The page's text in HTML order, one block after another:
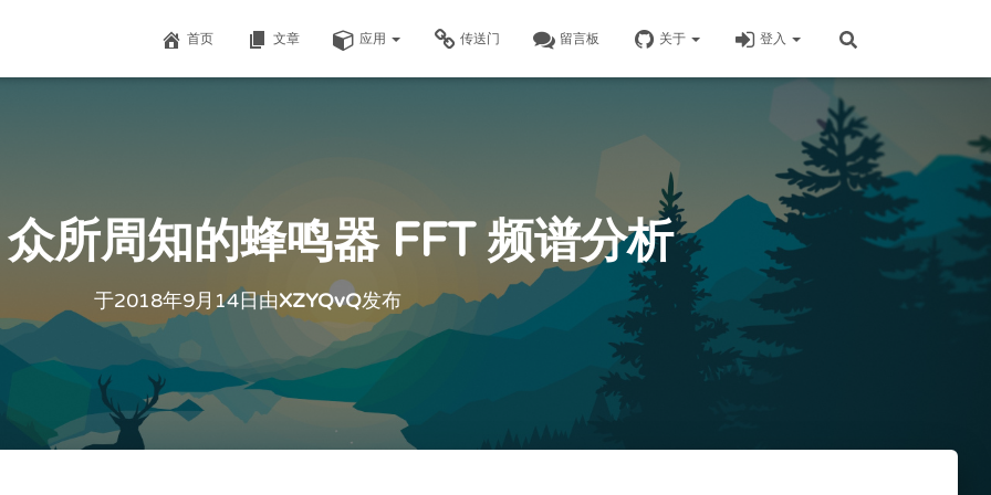
首页 文章 应用 传送门 留言板 关于 登入
所周知的蜂鸣器 FFT 频谱分析
于2018年9月14日由XZYQvQ发布